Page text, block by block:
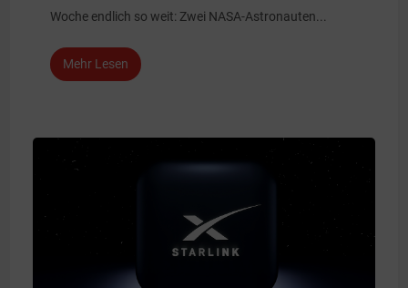
Woche endlich so weit: Zwei NASA-Astronauten...
Mehr Lesen